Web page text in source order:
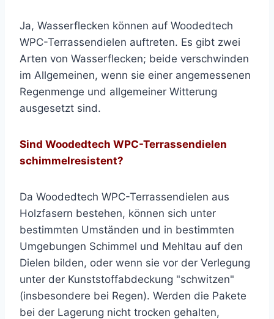
Ja, Wasserflecken können auf Woodedtech
WPC-Terrassendielen auftreten. Es gibt zwei
Arten von Wasserflecken; beide verschwinden
im Allgemeinen, wenn sie einer angemessenen
Regenmenge und allgemeiner Witterung
ausgesetzt sind.
Sind Woodedtech WPC-Terrassendielen
schimmelresistent?
Da Woodedtech WPC-Terrassendielen aus
Holzfasern bestehen, können sich unter
bestimmten Umständen und in bestimmten
Umgebungen Schimmel und Mehltau auf den
Dielen bilden, oder wenn sie vor der Verlegung
unter der Kunststoffabdeckung "schwitzen"
(insbesondere bei Regen). Werden die Pakete
bei der Lagerung nicht trocken gehalten,